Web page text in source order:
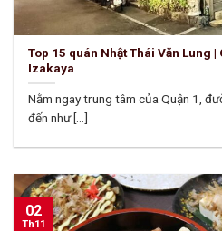
Top 15 quán Nhật Thái Văn Lung |
Izakaya
Nằm ngay trung tâm của Quận 1,
đến như [...]
02
Th11